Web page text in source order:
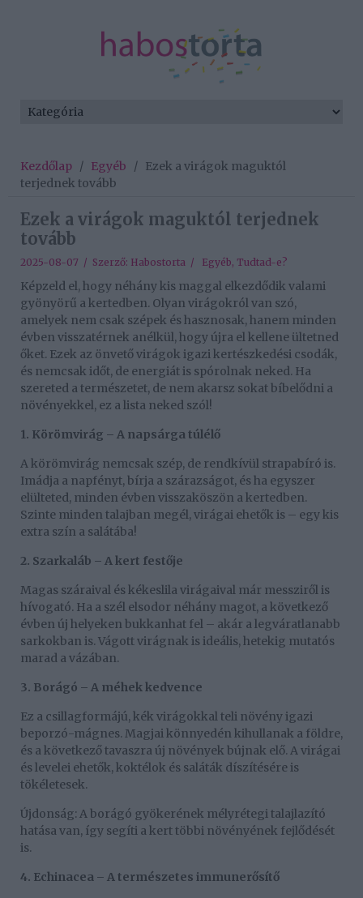
Kezdőlap / Egyéb / Ezek a virágok maguktól
terjednek tovább
Ezek a virágok maguktól terjednek
tovább
2025-08-07 / Szerző: Habostorta / Egyéb, Tudtad-e?
Képzeld el, hogy néhány kis maggal elkezdődik valami
gyönyörű a kertedben. Olyan virágokról van szó,
amelyek nem csak szépek és hasznosak, hanem minden
évben visszatérnek anélkül, hogy újra el kellene ültetned
őket. Ezek az önvető virágok igazi kertészkedési csodák,
és nemcsak időt, de energiát is spórolnak neked. Ha
szereted a természetet, de nem akarsz sokat bíbelődni a
növényekkel, ez a lista neked szól!
1. Körömvirág – A napsárga túlélő
A körömvirág nemcsak szép, de rendkívül strapabíró is.
Imádja a napfényt, bírja a szárazságot, és ha egyszer
elülteted, minden évben visszaköszön a kertedben.
Szinte minden talajban megél, virágai ehetők is – egy kis
extra szín a salátába!
2. Szarkaláb – A kert festője
Magas száraival és kékeslila virágaival már messziről is
hívogató. Ha a szél elsodor néhány magot, a következő
évben új helyeken bukkanhat fel – akár a legváratlanabb
sarkokban is. Vágott virágnak is ideális, hetekig mutatós
marad a vázában.
3. Borágó – A méhek kedvence
Ez a csillagformájú, kék virágokkal teli növény igazi
beporzó-mágnes. Magjai könnyedén kihullanak a földre,
és a következő tavaszra új növények bújnak elő. A virágai
és levelei ehetők, koktélok és saláták díszítésére is
tökéletesek.
Újdonság: A borágó gyökerének mélyrétegi talajlazító
hatása van, így segíti a kert többi növényének fejlődését
is.
4. Echinacea – A természetes immunerősítő